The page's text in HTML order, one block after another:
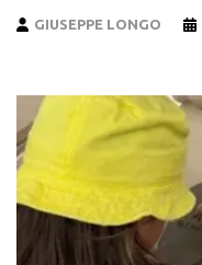
GIUSEPPE LONGO